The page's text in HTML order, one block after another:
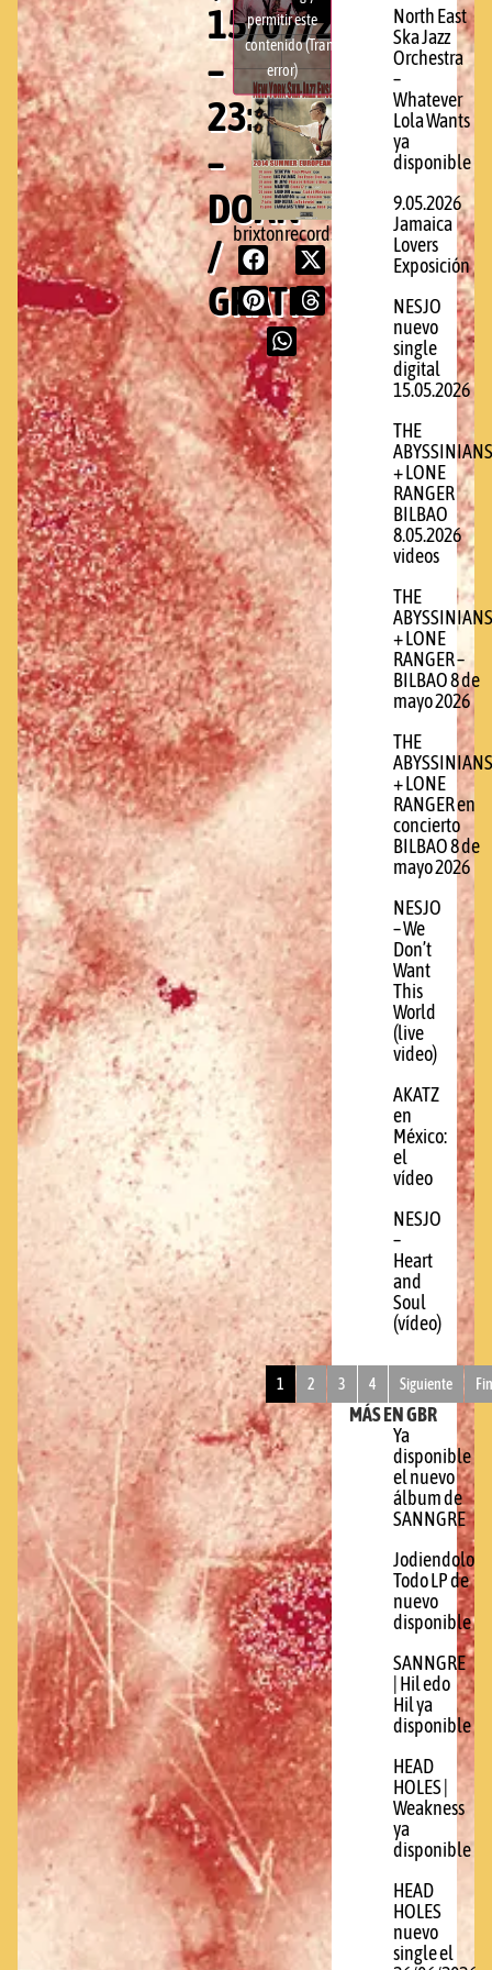
15/07/2014
–
23:00
–
DOAN
/
GRATIS
permitir este
contenido (Translation
error)
brixtonrecords.com
North East
Ska Jazz
Orchestra
–
Whatever
Lola Wants
ya
disponible
9.05.2026
Jamaica
Lovers
Exposición
NESJO
nuevo
single
digital
15.05.2026
THE
ABYSSINIANS
+ LONE
RANGER
BILBAO
8.05.2026
videos
THE
ABYSSINIANS
+ LONE
RANGER –
BILBAO 8 de
mayo 2026
THE
ABYSSINIANS
+ LONE
RANGER en
concierto
BILBAO 8 de
mayo 2026
NESJO
– We
Don’t
Want
This
World
(live
video)
AKATZ
en
México:
el
vídeo
NESJO
–
Heart
and
Soul
(vídeo)
1 2 3 4 Siguiente
MÁS EN GBR
Ya
disponible
el nuevo
álbum de
SANNGRE
Jodiendolo
Todo LP de
nuevo
disponible
SANNGRE
| Hil edo
Hil ya
disponible
HEAD
HOLES |
Weakness
ya
disponible
HEAD
HOLES
nuevo
single el